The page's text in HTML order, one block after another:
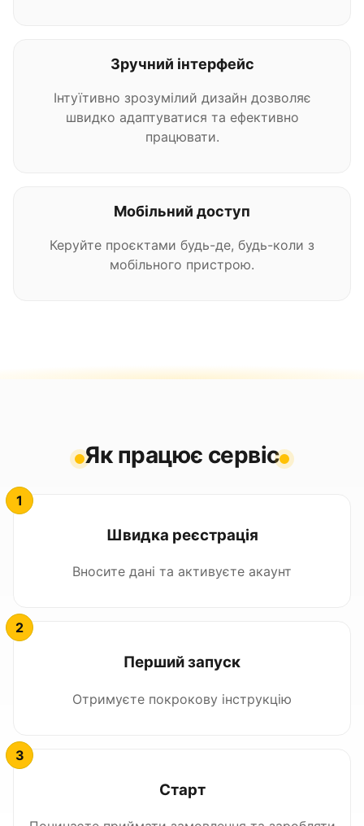
Зручний інтерфейс
Інтуїтивно зрозумілий дизайн дозволяє
швидко адаптуватися та ефективно
працювати.
Мобільний доступ
Керуйте проєктами будь-де, будь-коли з
мобільного пристрою.
Як працює сервіс
Швидка реєстрація
Вносите дані та активуєте акаунт
Перший запуск
Отримуєте покрокову інструкцію
Старт